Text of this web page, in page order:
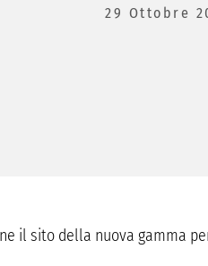
29 Ottobre
il sito della nuova gamma